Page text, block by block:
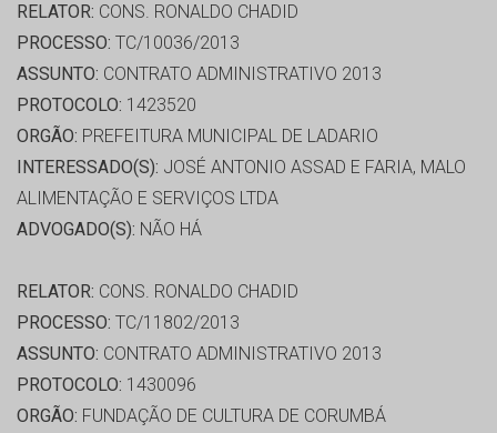
RELATOR: CONS. RONALDO CHADID
PROCESSO: TC/10036/2013
ASSUNTO: CONTRATO ADMINISTRATIVO 2013
PROTOCOLO: 1423520
ORGÃO: PREFEITURA MUNICIPAL DE LADARIO
INTERESSADO(S): JOSÉ ANTONIO ASSAD E FARIA, MALO
ALIMENTAÇÃO E SERVIÇOS LTDA
ADVOGADO(S): NÃO HÁ
RELATOR: CONS. RONALDO CHADID
PROCESSO: TC/11802/2013
ASSUNTO: CONTRATO ADMINISTRATIVO 2013
PROTOCOLO: 1430096
ORGÃO: FUNDAÇÃO DE CULTURA DE CORUMBÁ